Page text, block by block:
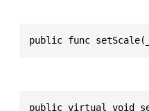
public func
public virtual void